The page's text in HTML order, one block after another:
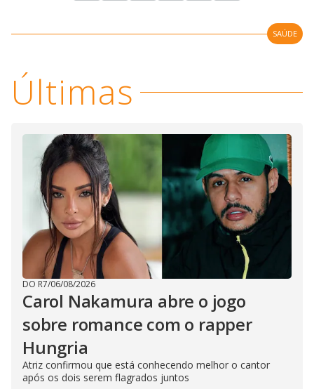
SAÚDE
Últimas
DO R7/06/08/2026
Carol Nakamura abre o jogo
sobre romance com o rapper
Hungria
Atriz confirmou que está conhecendo melhor o cantor
após os dois serem flagrados juntos